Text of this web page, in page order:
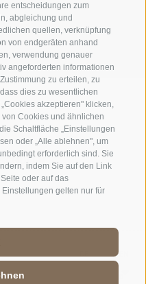
entscheidungen zum
abgleichung und
quellen, verknüpfung
von endgeräten anhand
verwendung genauer
angeforderten informationen
zu erteilen, zu
dies zu wesentlichen
akzeptieren" klicken,
Cookies und ähnlichen
Schaltfläche „Einstellungen
oder „Alle ablehnen", um
erforderlich sind. Sie
indem Sie auf den Link
oder auf das
gelten nur für
| SITEMAP | COOKIE-RICHTLINIE
BESUCHERZENTREN
SCHULEN